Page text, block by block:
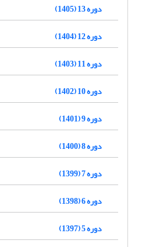
دوره 13 (1405)
دوره 12 (1404)
دوره 11 (1403)
دوره 10 (1402)
دوره 9 (1401)
دوره 8 (1400)
دوره 7 (1399)
دوره 6 (1398)
دوره 5 (1397)